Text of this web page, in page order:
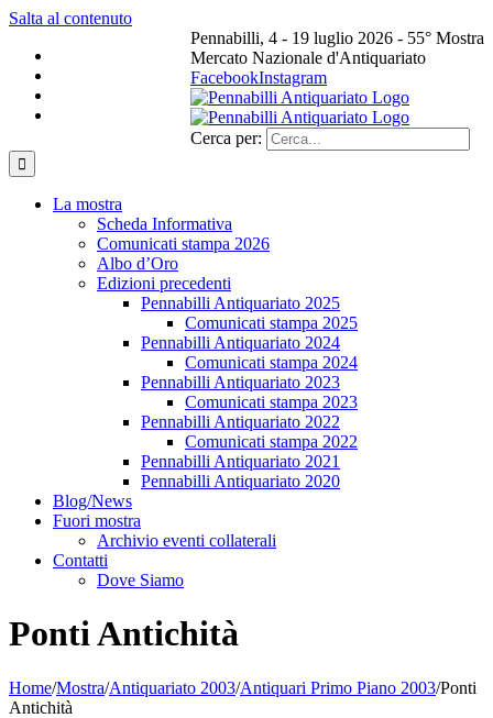
Salta al contenuto
Pennabilli, 4 - 19 luglio 2026 - 55° Mostra
Mercato Nazionale d'Antiquariato
FacebookInstagram
Cerca per:
La mostra
Scheda Informativa
Comunicati stampa 2026
Albo d’Oro
Edizioni precedenti
Pennabilli Antiquariato 2025
Comunicati stampa 2025
Pennabilli Antiquariato 2024
Comunicati stampa 2024
Pennabilli Antiquariato 2023
Comunicati stampa 2023
Pennabilli Antiquariato 2022
Comunicati stampa 2022
Pennabilli Antiquariato 2021
Pennabilli Antiquariato 2020
Blog/News
Fuori mostra
Archivio eventi collaterali
Contatti
Dove Siamo
Ponti Antichità
Home/Mostra/Antiquariato 2003/Antiquari Primo Piano 2003/Ponti
Antichità